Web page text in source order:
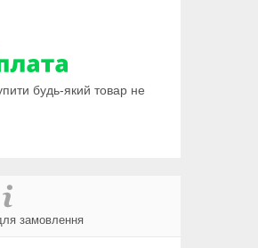
будь-який товар не
замовлення